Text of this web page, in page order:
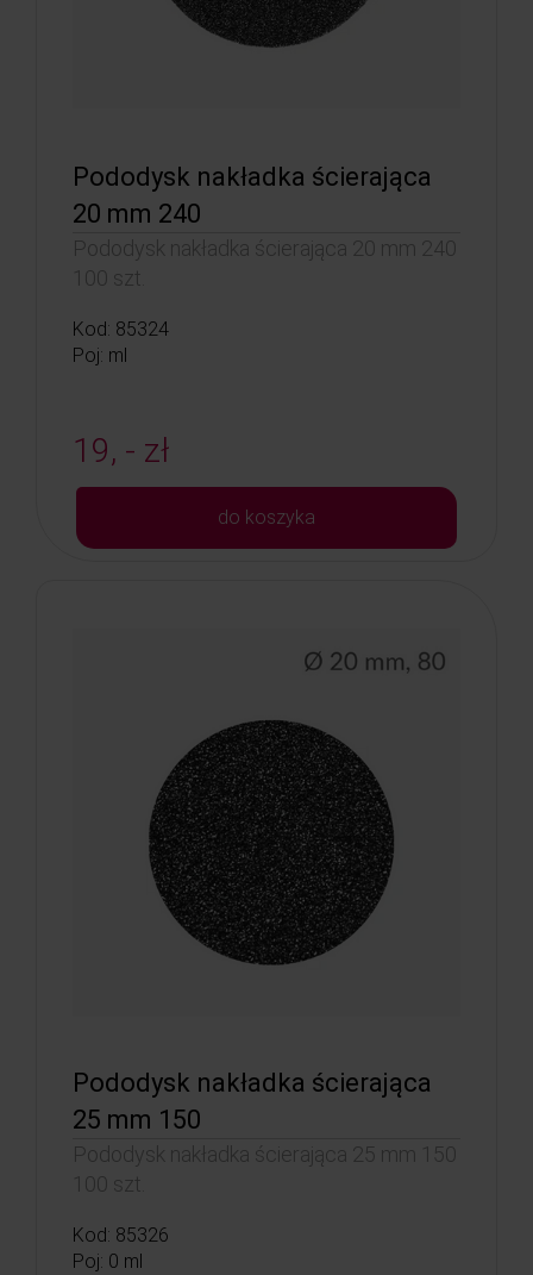
Pododysk nakładka ścierająca
20 mm 240
Pododysk nakładka ścierająca 20 mm 240
100 szt.
Kod: 85324
Poj: ml
19, - zł
do koszyka
Pododysk nakładka ścierająca
25 mm 150
Pododysk nakładka ścierająca 25 mm 150
100 szt.
Kod: 85326
Poj: 0 ml